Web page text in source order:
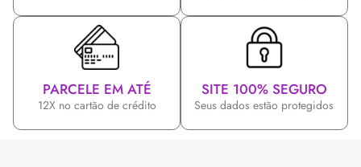
PARCELE EM ATÉ
12X no cartão de crédito
SITE 100% SEGURO
Seus dados estão protegidos